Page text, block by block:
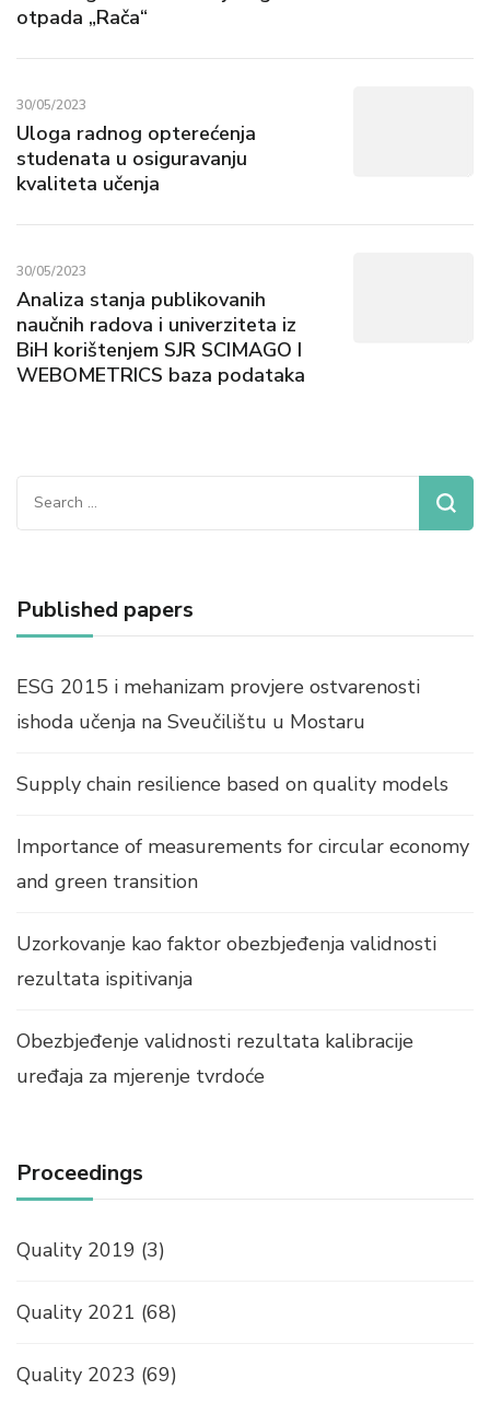
otpada „Rača“
30/05/2023
Uloga radnog opterećenja
studenata u osiguravanju
kvaliteta učenja
30/05/2023
Analiza stanja publikovanih
naučnih radova i univerziteta iz
BiH korištenjem SJR SCIMAGO I
WEBOMETRICS baza podataka
Search
for:
Published papers
ESG 2015 i mehanizam provjere ostvarenosti
ishoda učenja na Sveučilištu u Mostaru
Supply chain resilience based on quality models
Importance of measurements for circular economy
and green transition
Uzorkovanje kao faktor obezbjeđenja validnosti
rezultata ispitivanja
Obezbjeđenje validnosti rezultata kalibracije
uređaja za mjerenje tvrdoće
Proceedings
Quality 2019 (3)
Quality 2021 (68)
Quality 2023 (69)